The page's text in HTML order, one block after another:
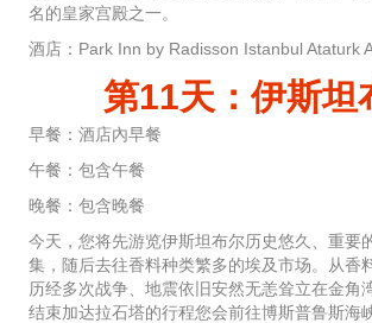
名的皇家宫殿之一。
酒店：Park Inn by Radisson Istanbul Ataturk
第11天：伊斯坦
早餐：酒店內早餐
午餐：包含午餐
晚餐：包含晚餐
今天，您将先游览伊斯坦布尔历史悠久、重要
集，随后去往香料种类繁多的埃及市场。从香
历经多次战争、地震依旧安然无恙耸立在金角
结束加达拉石塔的行程您会前往博斯普鲁斯海